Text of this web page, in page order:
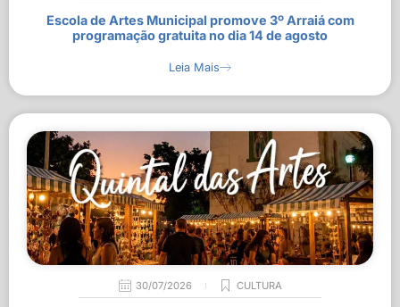
Escola de Artes Municipal promove 3º Arraiá com
programação gratuita no dia 14 de agosto
Leia Mais
30/07/2026 CULTURA